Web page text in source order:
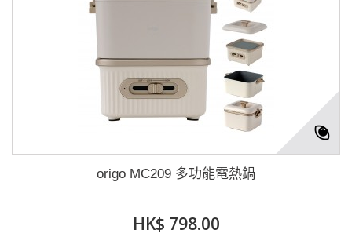
origo MC209 多功能電熱鍋
HK$ 798.00